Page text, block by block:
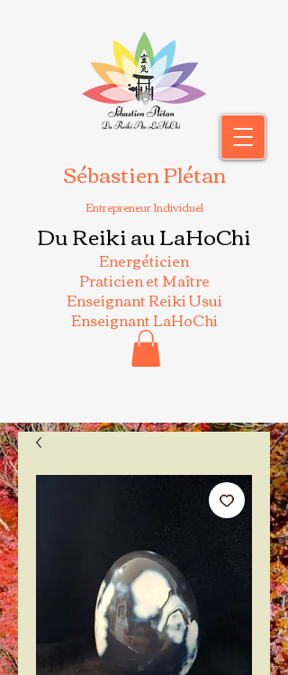
Sébastien Plétan
Entrepreneur Individuel
Du Reiki au LaHoChi
Energéticien
Praticien et Maître
Enseignant Reiki Usui
Enseignant LaHoChi